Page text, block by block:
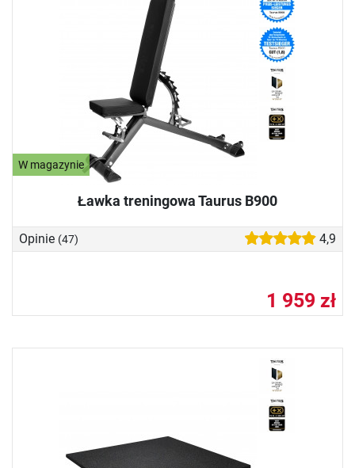
W magazynie
Ławka treningowa Taurus B900
Opinie (47) 4,9
1 959 zł